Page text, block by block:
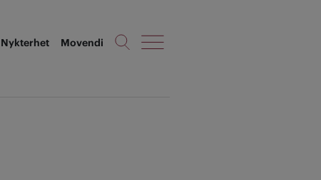
Nykterhet Movendi